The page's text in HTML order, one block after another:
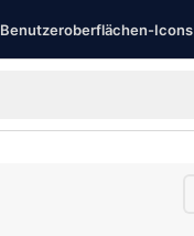
Benutzeroberflächen-Icons